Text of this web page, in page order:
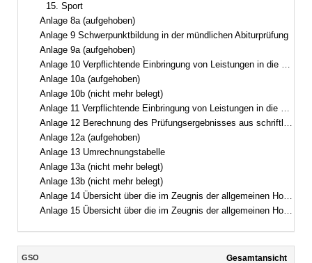
15. Sport
Anlage 8a (aufgehoben)
Anlage 9 Schwerpunktbildung in der mündlichen Abiturprüfung
Anlage 9a (aufgehoben)
Anlage 10 Verpflichtende Einbringung von Leistungen in die Gesamtqualifikation(Gymnasium und Kolleg)
Anlage 10a (aufgehoben)
Anlage 10b (nicht mehr belegt)
Anlage 11 Verpflichtende Einbringung von Leistungen in die Gesamtqualifikation(Abendgymnasium)
Anlage 12 Berechnung des Prüfungsergebnisses aus schriftlicher Prüfung und mündlicher Zusatzprüfung
Anlage 12a (aufgehoben)
Anlage 13 Umrechnungstabelle
Anlage 13a (nicht mehr belegt)
Anlage 13b (nicht mehr belegt)
Anlage 14 Übersicht über die im Zeugnis der allgemeinen Hochschulreife für andere Bewerberinnen und Bewerber erreichbare Höchstzahl von Punkten
Anlage 15 Übersicht über die im Zeugnis der allgemeinen Hochschulreife für andere Bewerberinnen und Bewerber für Schülerinnen und Schüler staatlich genehmigter Ersatzschulen erreichbare Höchstzahl von Punkten, wenn von der Ersetzungsmöglichkeit nach § 64 Abs. 2 Gebrauch gemacht wird
Inhalt
GSO
Gesamtansicht